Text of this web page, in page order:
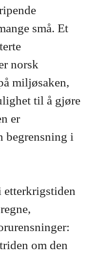
små. Et
norsk
miljøsaken,
til å gjøre
er
begrensning i
om den